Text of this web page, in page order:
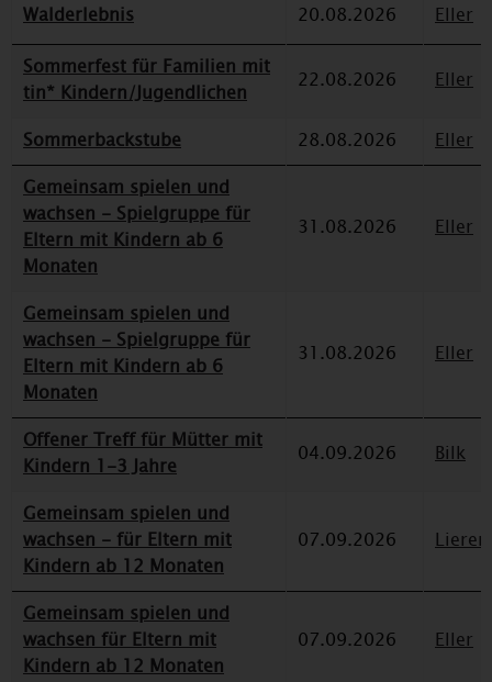
Walderlebnis 20.08.2026
Eller
Sommerfest für Familien mit
tin* Kindern/Jugendlichen
22.08.2026 Eller
Sommerbackstube 28.08.2026
Eller
Gemeinsam spielen und
wachsen - Spielgruppe für
Eltern mit Kindern ab 6
Monaten
31.08.2026 Eller
Gemeinsam spielen und
wachsen - Spielgruppe für
Eltern mit Kindern ab 6
Monaten
31.08.2026 Eller
Offener Treff für Mütter mit
Kindern 1-3 Jahre
04.09.2026 Bilk
Gemeinsam spielen und
wachsen - für Eltern mit
Kindern ab 12 Monaten
07.09.2026
Gemeinsam spielen und
wachsen für Eltern mit
Kindern ab 12 Monaten
07.09.2026 Eller